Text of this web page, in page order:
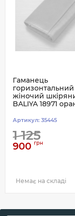
Гаманець
горизонтальний
жіночий
BALIYA 18971
Артикул: 35445
1 125
900 грн
Немає на складі